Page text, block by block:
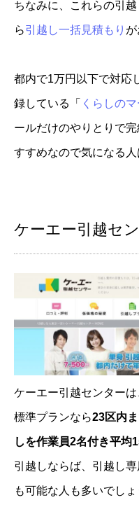
ちなみに、これらの引
ら引越し一括見積もり が
都内で1万円以下で対応
録している「 くらしの
ールだけのやりとりで
すすめなので気になる人
ケーエー引越セ
ケーエー引越センター
標準プランなら23区内
しを作業員2名付き平均
引越しならば、引越し
も可能な人も多いでしょ